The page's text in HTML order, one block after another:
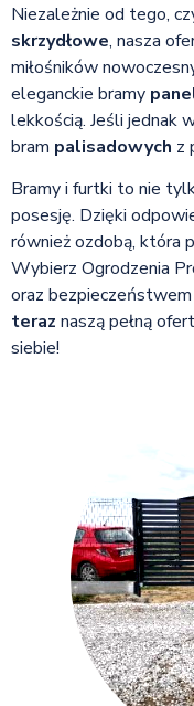
Niezależnie od tego,
skrzydłowe, nasza
miłośników
eleganckie bramy
lekkością. Jeśli jednak
bram palisadowych z
Bramy i furtki to nie
posesję. Dzięki
również ozdobą, która
Wybierz Ogrodzenia
oraz
teraz naszą pełną
siebie!